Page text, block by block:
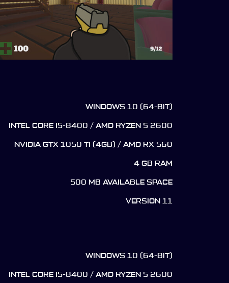
WINDOWS 10 (64-BIT)
INTEL CORE I5-8400 / AMD RYZEN 5 2600
NVIDIA GTX 1050 TI (4GB) / AMD RX 560
4 GB RAM
500 MB AVAILABLE SPACE
VERSION 11
WINDOWS 10 (64-BIT)
INTEL CORE I5-8400 / AMD RYZEN 5 2600